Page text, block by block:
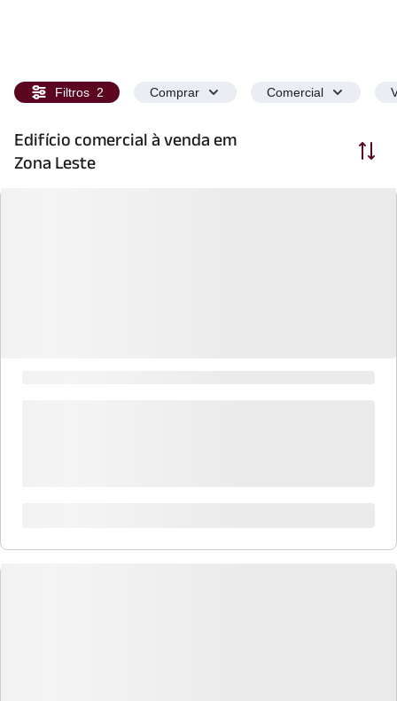
Filtros 2 Comprar Comercial
Edifício comercial à venda em
Zona Leste
Ordenar